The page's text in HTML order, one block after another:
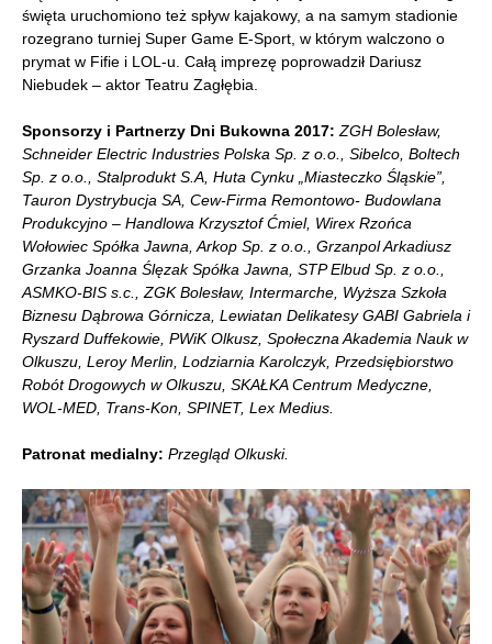
święta uruchomiono też spływ kajakowy, a na samym stadionie
rozegrano turniej Super Game E-Sport, w którym walczono o
prymat w Fifie i LOL-u. Całą imprezę poprowadził Dariusz
Niebudek – aktor Teatru Zagłębia.
Sponsorzy i Partnerzy Dni Bukowna 2017: ZGH Bolesław,
Schneider Electric Industries Polska Sp. z o.o., Sibelco, Boltech
Sp. z o.o., Stalprodukt S.A, Huta Cynku „Miasteczko Śląskie”,
Tauron Dystrybucja SA, Cew-Firma Remontowo- Budowlana
Produkcyjno – Handlowa Krzysztof Ćmiel, Wirex Rzońca
Wołowiec Spółka Jawna, Arkop Sp. z o.o., Grzanpol Arkadiusz
Grzanka Joanna Ślęzak Spółka Jawna, STP Elbud Sp. z o.o.,
ASMKO-BIS s.c., ZGK Bolesław, Intermarche, Wyższa Szkoła
Biznesu Dąbrowa Górnicza, Lewiatan Delikatesy GABI Gabriela i
Ryszard Duffekowie, PWiK Olkusz, Społeczna Akademia Nauk w
Olkuszu, Leroy Merlin, Lodziarnia Karolczyk, Przedsiębiorstwo
Robót Drogowych w Olkuszu, SKAŁKA Centrum Medyczne,
WOL-MED, Trans-Kon, SPINET, Lex Medius.
Patronat medialny: Przegląd Olkuski.